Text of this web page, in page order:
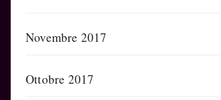
Novembre 2017
Ottobre 2017